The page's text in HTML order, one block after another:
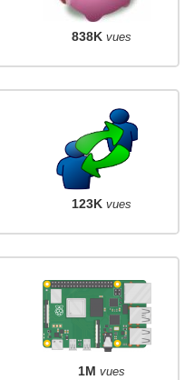
838K vues
123K vues
1M vues